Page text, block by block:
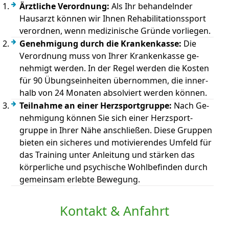
Ärztliche Ver­ordnung: Als Ihr be­handeln­der
Haus­arzt können wir Ihnen Re­ha­bi­li­ta­tions­sport
ver­ordnen, wenn me­di­zi­nische Grün­de vor­liegen.
Ge­neh­migung durch die Kranken­kasse: Die
Ver­ordnung muss von Ihrer Kranken­kasse ge­
nehmigt wer­den. In der Regel wer­den die Kosten
für 90 Übungs­ein­heiten über­nommen, die inner­
halb von 24 Monaten ab­sol­viert werden können.
Teilnahme an einer Herz­sport­gruppe: Nach Ge­
neh­migung können Sie sich einer Herz­sport­
gruppe in Ihrer Nähe an­schließen. Diese Gruppen
bieten ein sicheres und mo­ti­vierendes Um­feld für
das Training unter An­leitung und stär­ken das
körper­liche und psychische Wohl­be­finden durch
ge­mein­sam er­lebte Be­wegung.
Kontakt & Anfahrt